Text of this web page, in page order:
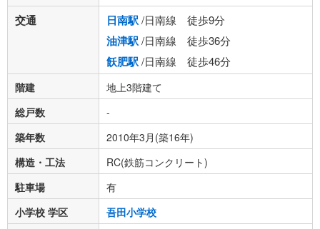
交通 日南駅/日南線 徒歩9分
油津駅/日南線 徒歩36分
飫肥駅/日南線 徒歩46分
階建
地上3階建て
総戸数
-
築年数
2010年3月(築16年)
構造・工法
RC(鉄筋コンクリート)
駐車場
有
小学校 学区
吾田小学校